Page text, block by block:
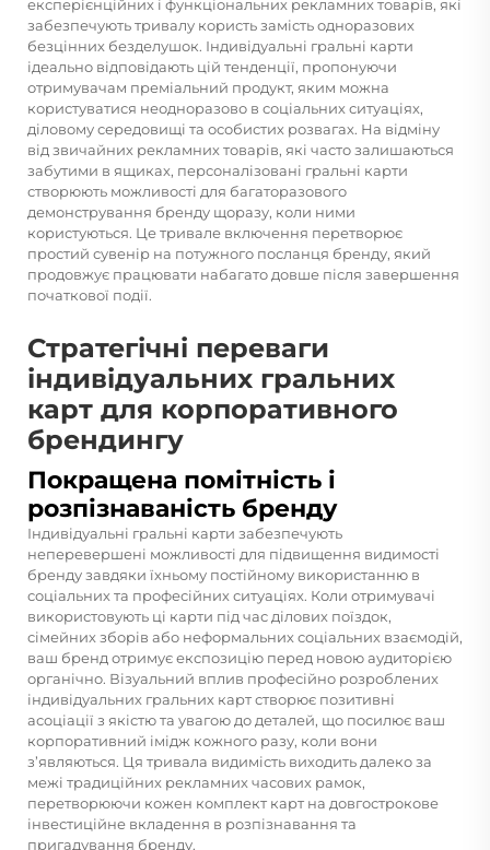
експерієнційних і функціональних рекламних товарів, які
забезпечують тривалу користь замість одноразових
безцінних безделушок. Індивідуальні гральні карти
ідеально відповідають цій тенденції, пропонуючи
отримувачам преміальний продукт, яким можна
користуватися неодноразово в соціальних ситуаціях,
діловому середовищі та особистих розвагах. На відміну
від звичайних рекламних товарів, які часто залишаються
забутими в ящиках, персоналізовані гральні карти
створюють можливості для багаторазового
демонстрування бренду щоразу, коли ними
користуються. Це тривале включення перетворює
простий сувенір на потужного посланця бренду, який
продовжує працювати набагато довше після завершення
початкової події.
Стратегічні переваги
індивідуальних гральних
карт для корпоративного
брендингу
Покращена помітність і
розпізнаваність бренду
Індивідуальні гральні карти забезпечують
неперевершені можливості для підвищення видимості
бренду завдяки їхньому постійному використанню в
соціальних та професійних ситуаціях. Коли отримувачі
використовують ці карти під час ділових поїздок,
сімейних зборів або неформальних соціальних взаємодій,
ваш бренд отримує експозицію перед новою аудиторією
органічно. Візуальний вплив професійно розроблених
індивідуальних гральних карт створює позитивні
асоціації з якістю та увагою до деталей, що посилює ваш
корпоративний імідж кожного разу, коли вони
з’являються. Ця тривала видимість виходить далеко за
межі традиційних рекламних часових рамок,
перетворюючи кожен комплект карт на довгострокове
інвестиційне вкладення в розпізнавання та
пригадування бренду.